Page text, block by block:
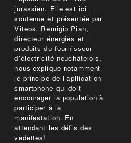
jurassien. Elle est ici
soutenue et présentée par
Viteos. Remigio Pian,
directeur énergies et
produits du fournisseur
d'électricité neuchâtelois,
nous explique notamment
le principe de l'apllication
smartphone qui doit
encourager la population à
participer à la
manifestation. En
attendant les défis des
vedettes!